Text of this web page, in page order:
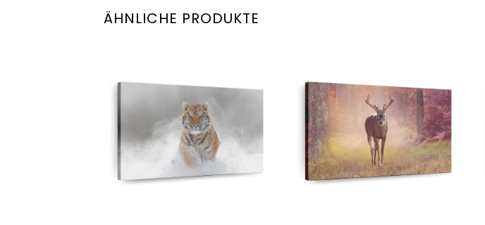
ÄHNLICHE PRODUKTE